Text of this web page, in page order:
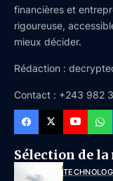
financières et
rigoureuse,
mieux décider.
Rédaction :
Contact : +243 982
Sélection de